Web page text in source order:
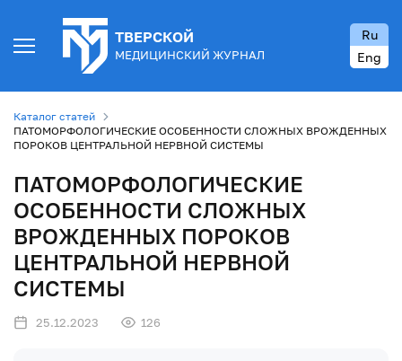
ТВЕРСКОЙ
МЕДИЦИНСКИЙ ЖУРНАЛ
Ru
Eng
Каталог статей
ПАТОМОРФОЛОГИЧЕСКИЕ ОСОБЕННОСТИ СЛОЖНЫХ ВРОЖДЕННЫХ
ПОРОКОВ ЦЕНТРАЛЬНОЙ НЕРВНОЙ СИСТЕМЫ
ПАТОМОРФОЛОГИЧЕСКИЕ
ОСОБЕННОСТИ СЛОЖНЫХ
ВРОЖДЕННЫХ ПОРОКОВ
ЦЕНТРАЛЬНОЙ НЕРВНОЙ
СИСТЕМЫ
25.12.2023 126